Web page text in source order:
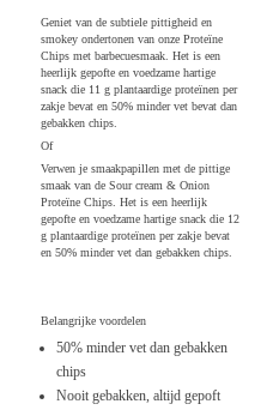
Geniet van de subtiele pittigheid en
smokey ondertonen van onze Proteïne
Chips met barbecuesmaak. Het is een
heerlijk gepofte en voedzame hartige
snack die 11 g plantaardige proteïnen per
zakje bevat en 50% minder vet bevat dan
gebakken chips.
Of
Verwen je smaakpapillen met de pittige
smaak van de Sour cream & Onion
Proteïne Chips. Het is een heerlijk
gepofte en voedzame hartige snack die 12
g plantaardige proteïnen per zakje bevat
en 50% minder vet dan gebakken chips.
Belangrijke voordelen
50% minder vet dan gebakken
chips
Nooit gebakken, altijd gepoft